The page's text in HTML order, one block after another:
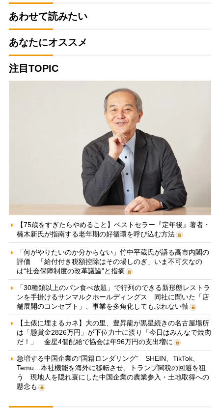
あわせて読みたい
あなたにオススメ
注目TOPIC
【75歳をすぎたらやめること】ベストセラー『定年後』著者・
楠木新氏が指南する老年期の好循環を呼び込む方法
「何がやりたいのか分からない」竹中平蔵氏が語る高市内閣の
評価 「給付付き税額控除はその場しのぎ」いま不可欠なの
は“社会保障制度の改革議論”と指摘
「30種類以上のパン食べ放題」で行列のできる新形態レストラ
ンを手掛けるサンマルクホールディングス 同社に聞いた「店
舗展開のコンセプト」、事業を多角化してもぶれない軸
【土俵に埋まるカネ】大の里、豊昇龍が黒星続きの名古屋場所
は「懸賞金2826万円」が下位力士に渡り「今日はみんなで焼肉
だ！」 金星4個配給で協会は年96万円の支出増に
急増する中国企業の“国籍ロンダリング” SHEIN、TikTok、
Temu…本社機能を海外に移転させ、トランプ関税の回避を狙
う 現地人を隠れ蓑にした中国企業の農業参入・土地取得への
懸念も